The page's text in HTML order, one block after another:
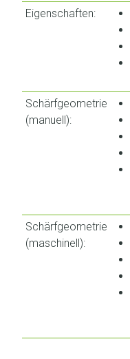
Eigenschaften:
Schärfgeometrie
(manuell):
Schärfgeometrie
(maschinell):